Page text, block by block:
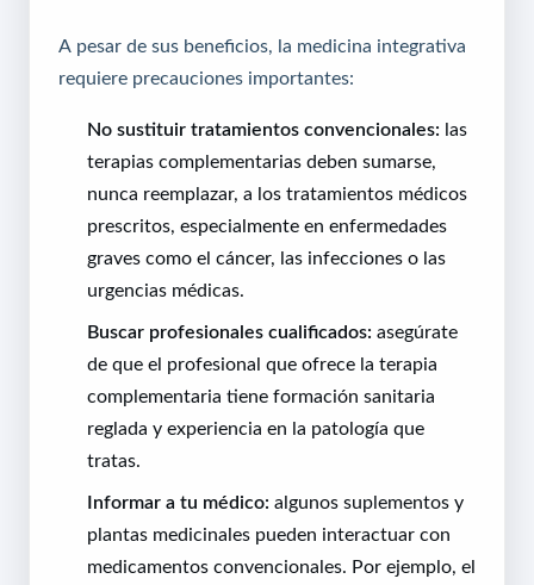
A pesar de sus beneficios, la medicina integrativa
requiere precauciones importantes:
No sustituir tratamientos convencionales: las
terapias complementarias deben sumarse,
nunca reemplazar, a los tratamientos médicos
prescritos, especialmente en enfermedades
graves como el cáncer, las infecciones o las
urgencias médicas.
Buscar profesionales cualificados: asegúrate
de que el profesional que ofrece la terapia
complementaria tiene formación sanitaria
reglada y experiencia en la patología que
tratas.
Informar a tu médico: algunos suplementos y
plantas medicinales pueden interactuar con
medicamentos convencionales. Por ejemplo, el